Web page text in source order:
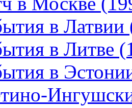
в Латвии
в Литве
в